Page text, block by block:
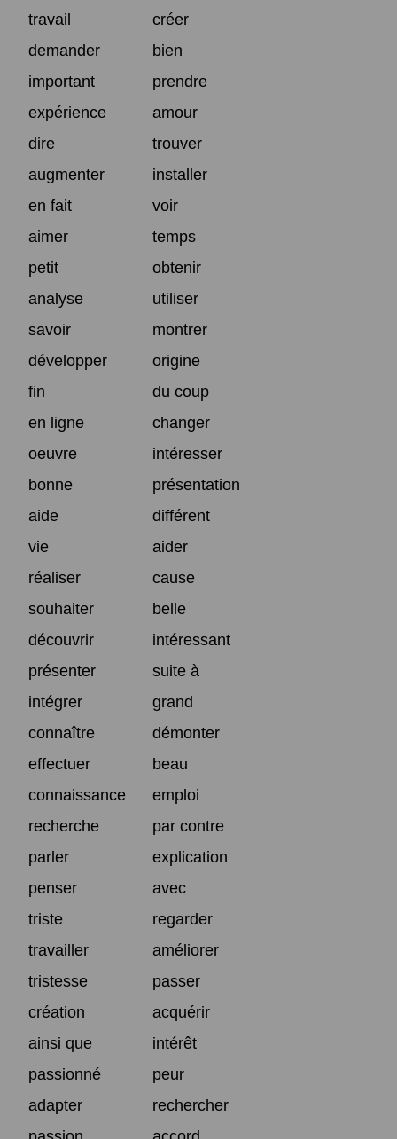
travail
créer
demander
bien
important
prendre
expérience
amour
dire
trouver
augmenter
installer
en fait
voir
aimer
temps
petit
obtenir
analyse
utiliser
savoir
montrer
développer
origine
fin
du coup
en ligne
changer
oeuvre
intéresser
bonne
présentation
aide
différent
vie
aider
réaliser
cause
souhaiter
belle
découvrir
intéressant
présenter
suite à
intégrer
grand
connaître
démonter
effectuer
beau
connaissance
emploi
recherche
par contre
parler
explication
penser
avec
triste
regarder
travailler
améliorer
tristesse
passer
création
acquérir
ainsi que
intérêt
passionné
peur
adapter
rechercher